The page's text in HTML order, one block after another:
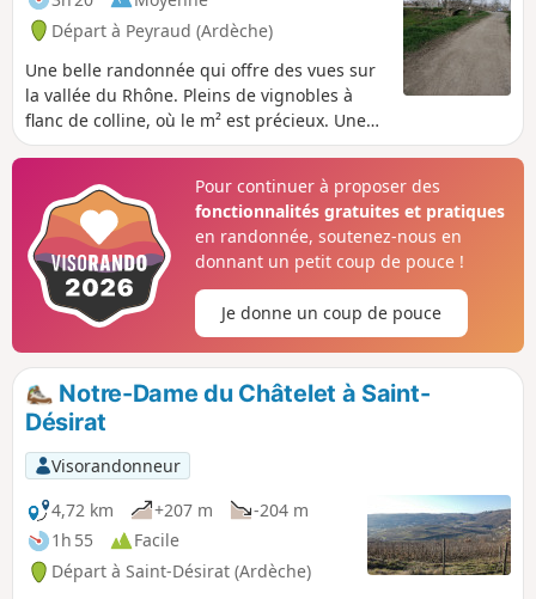
Départ à Peyraud (Ardèche)
Une belle randonnée qui offre des vues sur
la vallée du Rhône. Pleins de vignobles à
flanc de colline, où le m² est précieux. Une
partie du circuit emprunte la plateforme
Pour continuer à proposer des
fonctionnalités gratuites et pratiques
en randonnée, soutenez-nous en
donnant un petit coup de pouce !
Je donne un coup de pouce
Notre-Dame du Châtelet à Saint-
Désirat
Visorandonneur
4,72 km
+207 m
-204 m
1h 55
Facile
Départ à Saint-Désirat (Ardèche)